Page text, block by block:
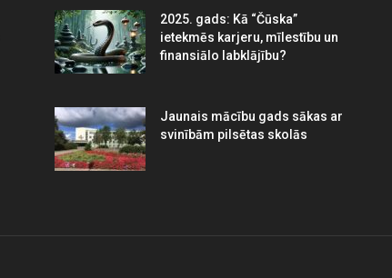
2025. gads: Kā “Čūska”
ietekmēs karjeru, mīlestību un
finansiālo labklājību?
Jaunais mācību gads sākas ar
svinībām pilsētas skolās